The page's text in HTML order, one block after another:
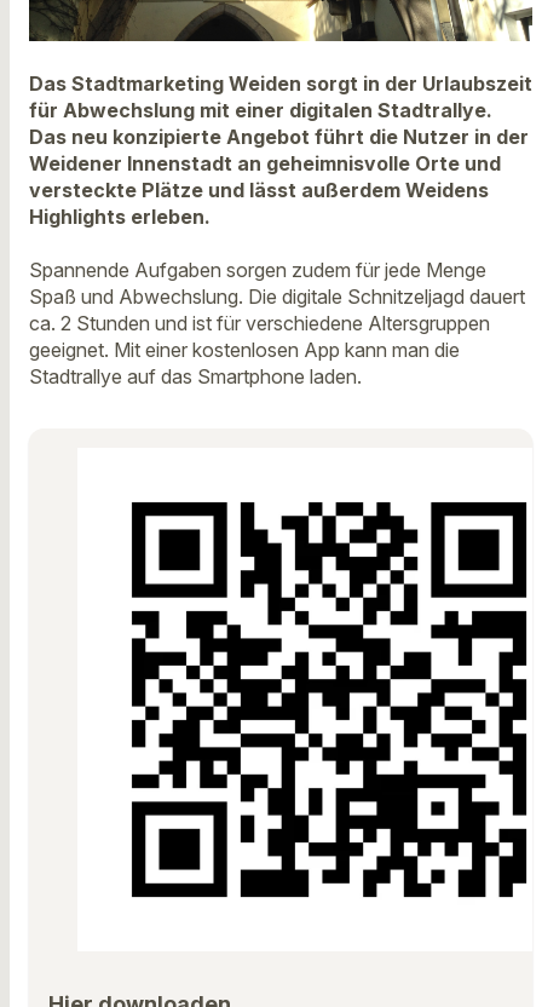
Das Stadtmarketing Weiden sorgt in der Urlaubszeit
für Abwechslung mit einer digitalen Stadtrallye.
Das neu konzipierte Angebot führt die Nutzer in der
Weidener Innenstadt an geheimnisvolle Orte und
versteckte Plätze und lässt außerdem Weidens
Highlights erleben.
Spannende Aufgaben sorgen zudem für jede Menge
Spaß und Abwechslung. Die digitale Schnitzeljagd dauert
ca. 2 Stunden und ist für verschiedene Altersgruppen
geeignet. Mit einer kostenlosen App kann man die
Stadtrallye auf das Smartphone laden.